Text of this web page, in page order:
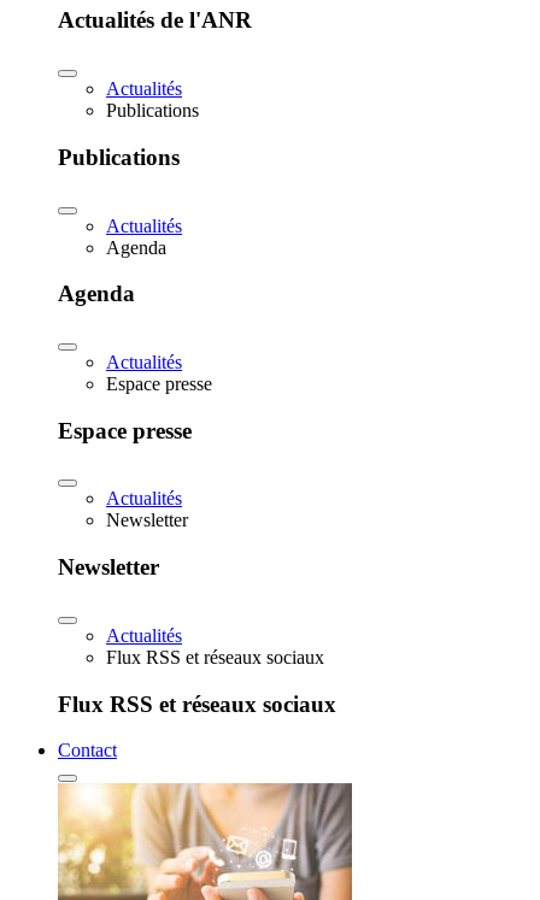
Actualités de l'ANR
Actualités
Publications
Publications
Actualités
Agenda
Agenda
Actualités
Espace presse
Espace presse
Actualités
Newsletter
Newsletter
Actualités
Flux RSS et réseaux sociaux
Flux RSS et réseaux sociaux
Contact